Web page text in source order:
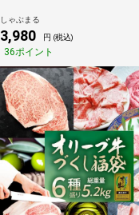
しゃぶまる
しゃぶまる
3,980 円 (税込)
36ポイント